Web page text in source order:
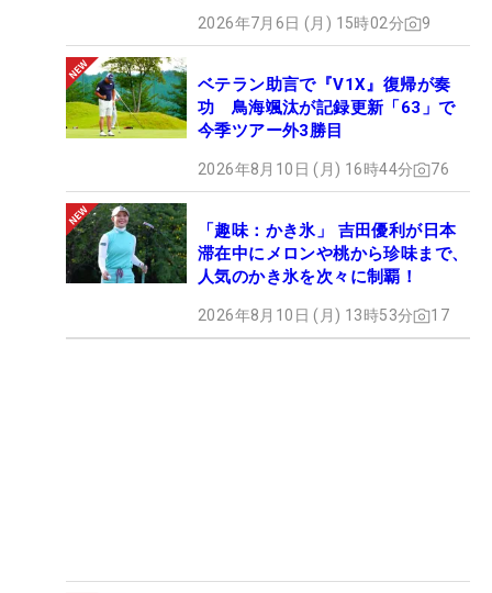
ガチガチのシャフトから、「手元がやわらかい」シ
ャフトを打てるようになってきた。これはスイング
が安定してきた証拠で、やわらかいシャフトのほう
が自分が頑張らなくても飛距離が出せるメリットも
ある。
ここで1つの疑問が起こる。石川のウッド系3本、ド
ライバーは『PT-6S』、3番ウッドは『TP-7X』、3
番ユーティリティは『UB-8X』とすべてモデルが違
うのに、なぜ同じような弾道が出るのか。
「僕も同じシャフトがいいと思っていたんです。シ
いな感じで打てるシャフトに出合ったなという感
2026年7月6日 (月) 15時02分 9
ベテラン助言で『V1X』復帰が奏
功 鳥海颯汰が記録更新「63」で
今季ツアー外3勝目
2026年8月10日 (月) 16時44分 76
「趣味：かき氷」 吉田優利が日本
滞在中にメロンや桃から珍味まで、
人気のかき氷を次々に制覇！
2026年8月10日 (月) 13時53分 17